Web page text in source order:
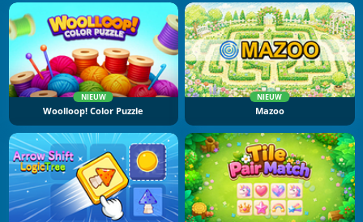
NIEUW
Woolloop! Color Puzzle
NIEUW
Mazoo